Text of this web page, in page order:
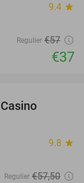
9.4 star
Regulier €57
€37
9.8 star
Regulier €57,50